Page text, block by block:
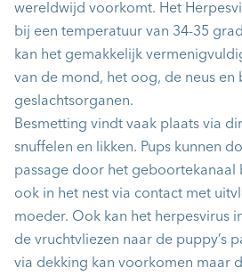
wereldwijd voorkomt. Het
bij een temperatuur van 34-35
kan het gemakkelijk
van de mond, het oog, de neus en
geslachtsorganen.
Besmetting vindt vaak plaats via
snuffelen en likken. Pups kunnen
passage door het geboortekanaal
ook in het nest via contact met
moeder. Ook kan het herpesvirus
de vruchtvliezen naar de puppy’s
via dekking kan voorkomen maar